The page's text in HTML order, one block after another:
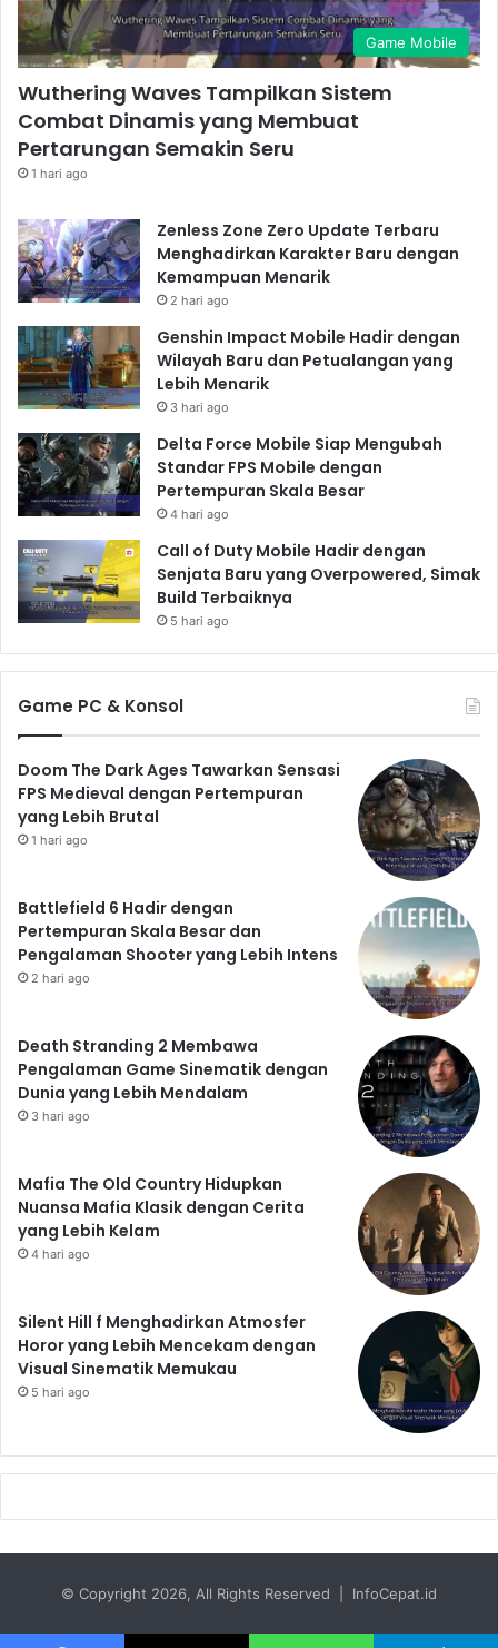
Game Mobile
Wuthering Waves Tampilkan Sistem
Combat Dinamis yang Membuat
Pertarungan Semakin Seru
1 hari ago
Zenless Zone Zero Update Terbaru
Menghadirkan Karakter Baru dengan
Kemampuan Menarik
2 hari ago
Genshin Impact Mobile Hadir dengan
Wilayah Baru dan Petualangan yang
Lebih Menarik
3 hari ago
Delta Force Mobile Siap Mengubah
Standar FPS Mobile dengan
Pertempuran Skala Besar
4 hari ago
Call of Duty Mobile Hadir dengan
Senjata Baru yang Overpowered, Simak
Build Terbaiknya
5 hari ago
Game PC & Konsol
Doom The Dark Ages Tawarkan Sensasi
FPS Medieval dengan Pertempuran
yang Lebih Brutal
1 hari ago
Battlefield 6 Hadir dengan
Pertempuran Skala Besar dan
Pengalaman Shooter yang Lebih Intens
2 hari ago
Death Stranding 2 Membawa
Pengalaman Game Sinematik dengan
Dunia yang Lebih Mendalam
3 hari ago
Mafia The Old Country Hidupkan
Nuansa Mafia Klasik dengan Cerita
yang Lebih Kelam
4 hari ago
Silent Hill f Menghadirkan Atmosfer
Horor yang Lebih Mencekam dengan
Visual Sinematik Memukau
5 hari ago
© Copyright 2026, All Rights Reserved | InfoCepat.id